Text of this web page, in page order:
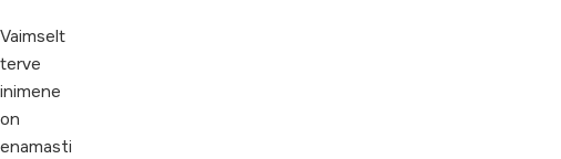
Vaimselt
terve
inimene
on
enamasti